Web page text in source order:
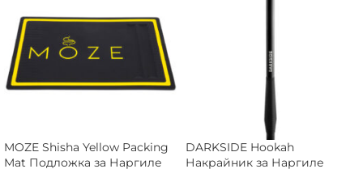
MOZE Shisha Yellow Packing
Mat Подложка за Наргиле
DARKSIDE Hookah
Накрайник за Наргиле